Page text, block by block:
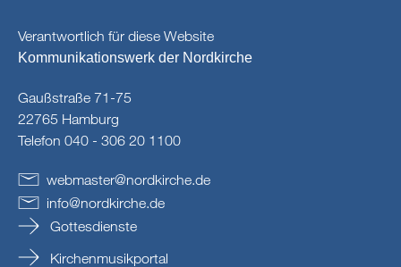
Verantwortlich für diese Website
Kommunikationswerk der Nordkirche
Gaußstraße 71-75
22765 Hamburg
Telefon 040 - 306 20 1100
webmaster@nordkirche.de
info@nordkirche.de
Gottesdienste
Kirchenmusikportal